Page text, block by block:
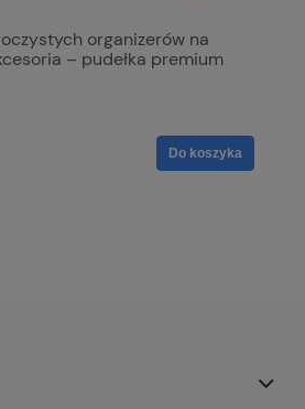
organizerów na
– pudełka premium
Do koszyka